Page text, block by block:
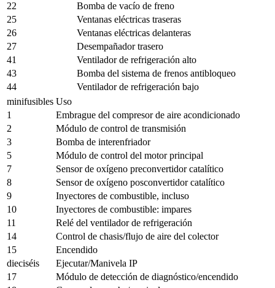
22
Bomba de vacío de freno
25
Ventanas eléctricas traseras
26
Ventanas eléctricas delanteras
27
Desempañador trasero
41
Ventilador de refrigeración alto
43
Bomba del sistema de frenos antibloqueo
44
Ventilador de refrigeración bajo
minifusibles Uso
1
Embrague del compresor de aire acondicionado
2
Módulo de control de transmisión
3
Bomba de interenfriador
5
Módulo de control del motor principal
7
Sensor de oxígeno preconvertidor catalítico
8
Sensor de oxígeno posconvertidor catalítico
9
Inyectores de combustible, incluso
10
Inyectores de combustible: impares
11
Relé del ventilador de refrigeración
14
Control de chasis/flujo de aire del colector
15
Encendido
dieciséis
Ejecutar/Manivela IP
17
Módulo de detección de diagnóstico/encendido